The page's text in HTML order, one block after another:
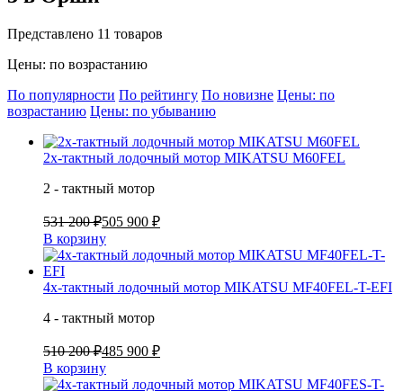
Представлено 11 товаров
Цены: по возрастанию
По популярности По рейтингу По новизне Цены: по
возрастанию Цены: по убыванию
2х-тактный лодочный мотор MIKATSU M60FEL
2 - тактный мотор
531 200 ₽505 900 ₽
В корзину
4х-тактный лодочный мотор MIKATSU MF40FEL-T-EFI
4 - тактный мотор
510 200 ₽485 900 ₽
В корзину